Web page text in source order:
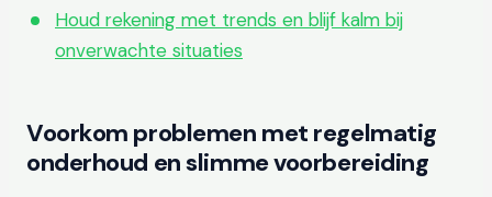
Houd rekening met trends en blijf kalm bij
onverwachte situaties
Voorkom problemen met regelmatig
onderhoud en slimme voorbereiding